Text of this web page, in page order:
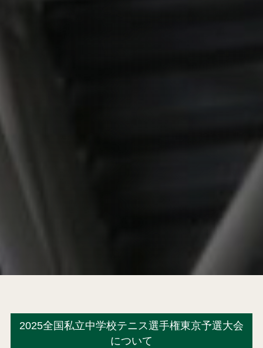
2025全国私立中学校テニス選手権東京予選大会
について